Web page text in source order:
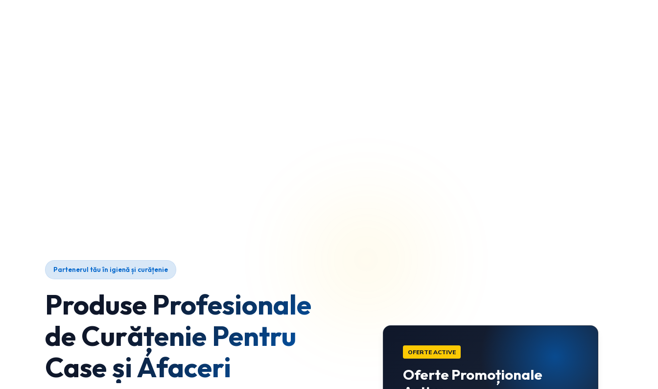
Partenerul tău în igienă și curățenie
Produse Profesionale
de Curățenie Pentru
Case și Afaceri
OFERTE ACTIVE
Oferte Promoționale